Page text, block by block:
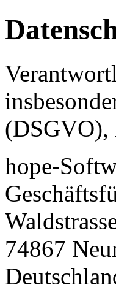
(DSGVO),
hope-
74867